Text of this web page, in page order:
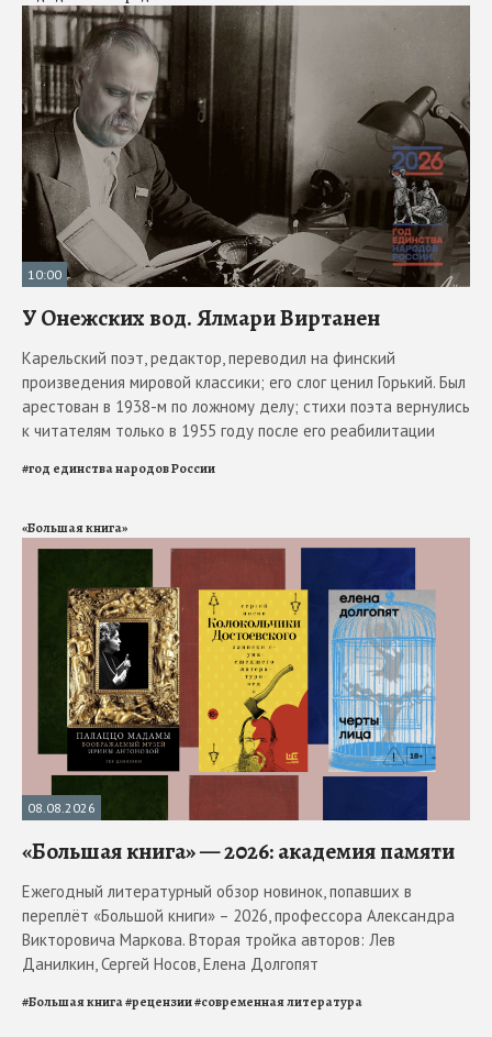
10:00
У Онежских вод. Ялмари Виртанен
Карельский поэт, редактор, переводил на финский
произведения мировой классики; его слог ценил Горький. Был
арестован в 1938-м по ложному делу; стихи поэта вернулись
к читателям только в 1955 году после его реабилитации
#год единства народов России
«Большая книга»
08.08.2026
«Большая книга» — 2026: академия памяти
Ежегодный литературный обзор новинок, попавших в
переплёт «Большой книги» – 2026, профессора Александра
Викторовича Маркова. Вторая тройка авторов: Лев
Данилкин, Сергей Носов, Елена Долгопят
#Большая книга#рецензии#современная литература